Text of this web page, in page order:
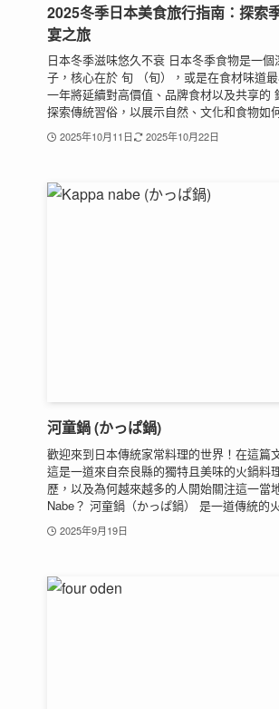
2025冬季日本美食旅行指南：探索
宴之旅
日本冬季滋味悠久不衰 日本冬季食物是一
子，核心在於 旬 （旬），或是在食材味道
一年將延續對高價值、品牌食材以及共享的
探索傳統習俗，以展示自然、文化和食物如
2025年10月11日 2025年10月22日
河童鍋 (かっぱ鍋)
歡迎來到日本傳統家常料理的世界！在這篇
這是一道來自奈良縣的獨特且美味的火鍋料
歷，以及為何越來越多的人開始關注這一當
Nabe？ 河童鍋（かっぱ鍋） 是一道傳統的
2025年9月19日